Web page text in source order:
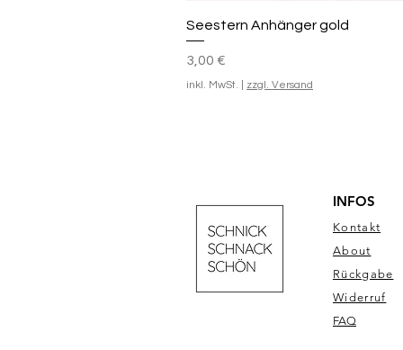
Seestern Anhänger gold
Preis
3,00 €
inkl. MwSt. zzgl. Versand
INFOS
Kontakt
About
Rückgabe
Widerruf
FAQ